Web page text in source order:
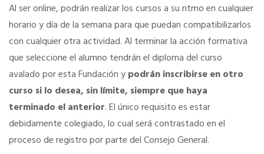
Asesoramiento fiscal y jurídico
Despachos y salas de reuniones
Consulados comerciales
Internacional
Al ser online, podrán realizar los cursos a su ritmo en cualquier
horario y día de la semana para que puedan compatibilizarlos
con cualquier otra actividad. Al terminar la acción formativa
que seleccione el alumno tendrán el diploma del curso
avalado por esta Fundación ypodrán inscribirse en otro
curso si lo desea, sin límite, siempre que haya
terminado el anterior. El único requisito es estar
debidamente colegiado, lo cual será contrastado en el
proceso de registro por parte del Consejo General.